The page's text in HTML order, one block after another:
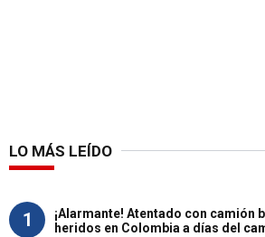
LO MÁS LEÍDO
1
¡Alarmante! Atentado con camión
heridos en Colombia a días del